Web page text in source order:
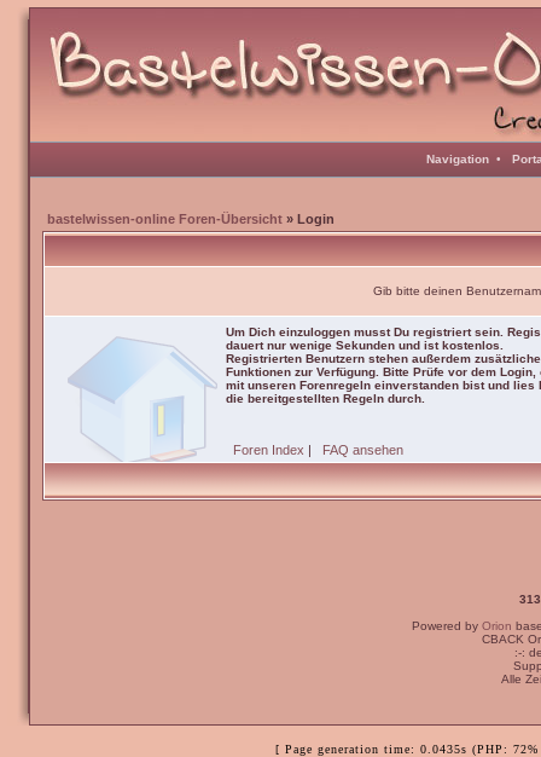
Navigation •
bastelwissen-online Foren-Übersicht » Login
Gib bitte deinen
Um Dich einzuloggen musst Du registriert sein.
dauert nur wenige Sekunden und ist kostenlos.
Registrierten Benutzern stehen außerdem zusätzliche
Funktionen zur Verfügung. Bitte Prüfe vor dem Login,
mit unseren Forenregeln einverstanden bist und lies
die bereitgestellten Regeln durch.
Foren Index | FAQ ansehen
Powered by Orion
CBACK
:-:
Alle
[ Page generation time: 0.0435s (PHP: